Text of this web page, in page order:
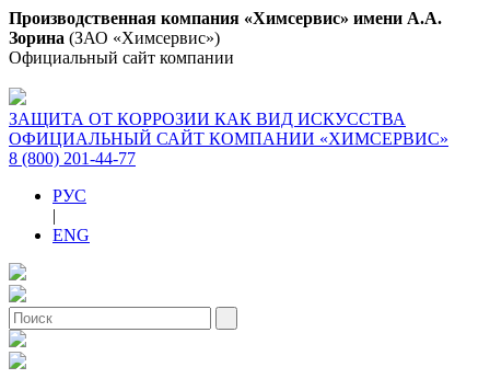
Производственная компания «Химсервис» имени А.А.
Зорина (ЗАО «Химсервис»)
Официальный сайт компании
ЗАЩИТА ОТ КОРРОЗИИ КАК ВИД ИСКУССТВА
ОФИЦИАЛЬНЫЙ САЙТ КОМПАНИИ «ХИМСЕРВИС»
8 (800) 201-44-77
РУС
|
ENG